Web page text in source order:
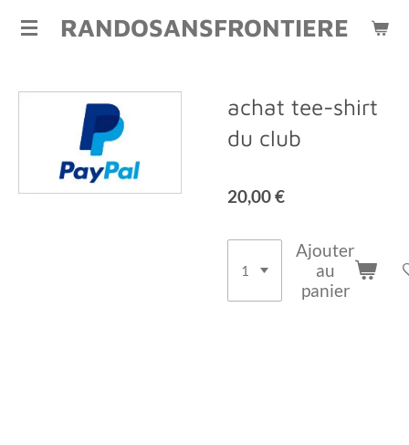
Passer
principal
RANDOSANSFRONTIERE
achat tee-shirt
du club
20,00 €
Ajouter
au
panier